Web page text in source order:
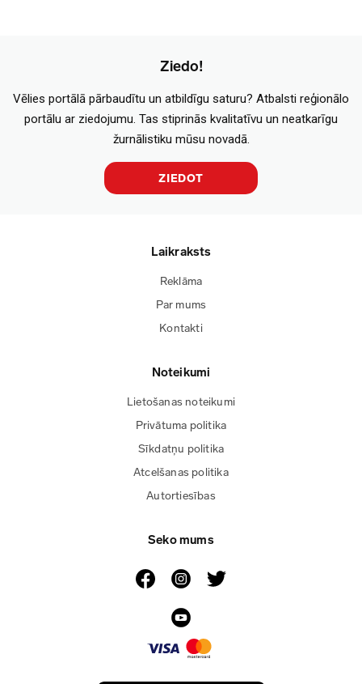
Ziedo!
Vēlies portālā pārbaudītu un atbildīgu saturu? Atbalsti reģionālo
portālu ar ziedojumu. Tas stiprinās kvalitatīvu un neatkarīgu
žurnālistiku mūsu novadā.
ZIEDOT
Laikraksts
Reklāma
Par mums
Kontakti
Noteikumi
Lietošanas noteikumi
Privātuma politika
Sīkdatņu politika
Atcelšanas politika
Autortiesības
Seko mums